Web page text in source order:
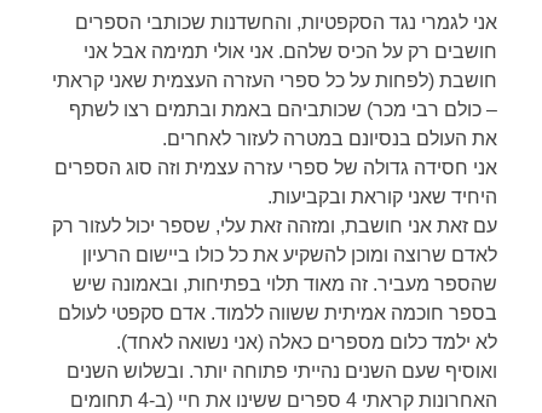
אני לגמרי נגד הסקפטיות, והחשדנות שכותבי הספרים
חושבים רק על הכיס שלהם. אני אולי תמימה אבל אני
חושבת (לפחות על כל ספרי העזרה העצמית שאני קראתי
– כולם רבי מכר) שכותביהם באמת ובתמים רצו לשתף
את העולם בנסיונם במטרה לעזור לאחרים.
אני חסידה גדולה של ספרי עזרה עצמית וזה סוג הספרים
היחיד שאני קוראת ובקביעות.
עם זאת אני חושבת, ומזהה זאת עלי, שספר יכול לעזור רק
לאדם שרוצה ומוכן להשקיע את כל כולו ביישום הרעיון
שהספר מעביר. זה מאוד תלוי בפתיחות, ובאמונה שיש
בספר חוכמה אמיתית ששווה ללמוד. אדם סקפטי לעולם
לא ילמד כלום מספרים כאלה (אני נשואה לאחד).
ואוסיף שעם השנים נהייתי פתוחה יותר. ובשלוש השנים
האחרונות קראתי 4 ספרים ששינו את חיי (ב-4 תחומים